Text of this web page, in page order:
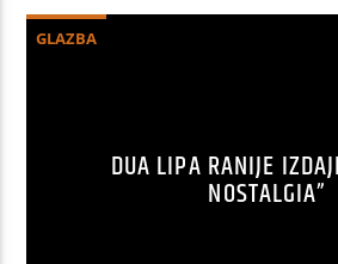
GLAZBA
DUA LIPA RANIJE
NOSTALGIA”